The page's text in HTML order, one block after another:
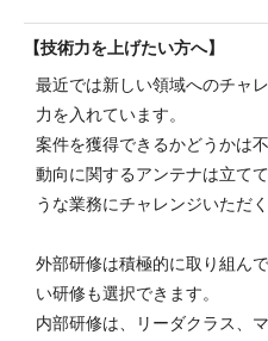
技術力を上げたい方へ
最近では新しい領域へのチャ
力を入れています。
案件を獲得できるかどうかは
動向に関するアンテナは立て
うな業務にチャレンジいただ
外部研修は積極的に取り組ん
い研修も選択できます。
内部研修は、リーダクラス、